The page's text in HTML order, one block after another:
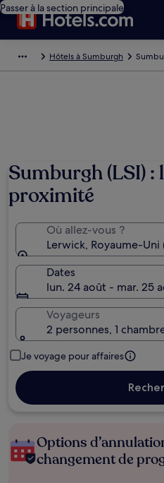
Passer à la section principale
Hôtels à Sumburgh
Sumburgh (LSI) :
proximité
Où allez-vous ?
Lerwick, Royaume-Uni
Dates
lun. 24 août - mar. 25
Voyageurs
2 personnes, 1
Je voyage pour affaires
Options
changement de